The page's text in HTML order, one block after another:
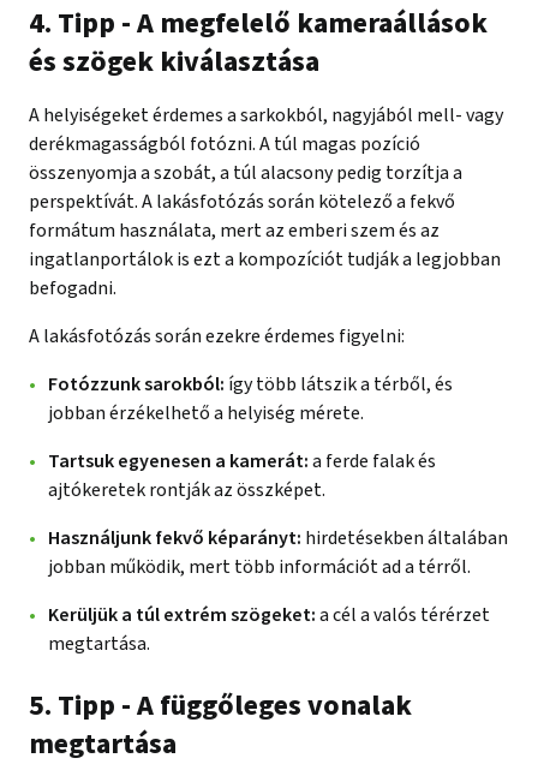
4. Tipp - A megfelelő kameraállások
és szögek kiválasztása
A helyiségeket érdemes a sarkokból, nagyjából mell- vagy
derékmagasságból fotózni. A túl magas pozíció
összenyomja a szobát, a túl alacsony pedig torzítja a
perspektívát. A lakásfotózás során kötelező a fekvő
formátum használata, mert az emberi szem és az
ingatlanportálok is ezt a kompozíciót tudják a legjobban
befogadni.
A lakásfotózás során ezekre érdemes figyelni:
Fotózzunk sarokból: így több látszik a térből, és
jobban érzékelhető a helyiség mérete.
Tartsuk egyenesen a kamerát:a ferde falak és
ajtókeretek rontják az összképet.
Használjunk fekvő képarányt: hirdetésekben általában
jobban működik, mert több információt ad a térről.
Kerüljük a túl extrém szögeket:a cél a valós térérzet
megtartása.
5. Tipp - A függőleges vonalak
megtartása